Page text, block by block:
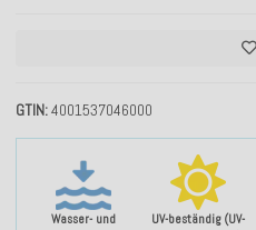
Wasser- und
UV-beständig (UV-
GTIN 4001537046000